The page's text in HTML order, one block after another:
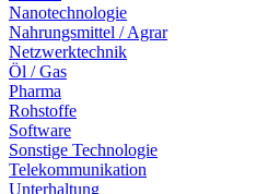
Nanotechnologie
Nahrungsmittel / Agrar
Netzwerktechnik
Öl / Gas
Pharma
Rohstoffe
Software
Sonstige Technologie
Telekommunikation
Unterhaltung